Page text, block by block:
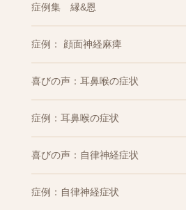
症例集 縁&恩
症例： 顔面神経麻痺
喜びの声：耳鼻喉の症状
症例：耳鼻喉の症状
喜びの声：自律神経症状
症例：自律神経症状